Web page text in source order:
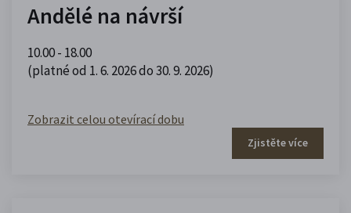
Andělé na návrší
10.00 - 18.00
(platné od 1. 6. 2026 do 30. 9. 2026)
Zobrazit celou otevírací dobu
Zjistěte více